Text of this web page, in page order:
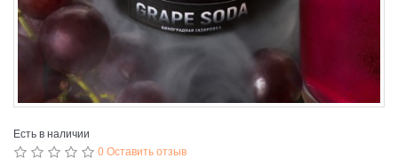
Есть в наличии
0 Оставить отзыв